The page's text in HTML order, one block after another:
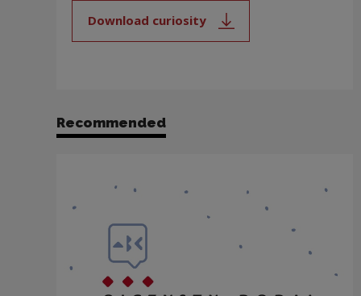
Download curiosity
Note, the link will open in a new
Recommended